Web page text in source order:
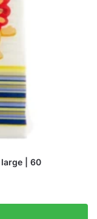
large | 60